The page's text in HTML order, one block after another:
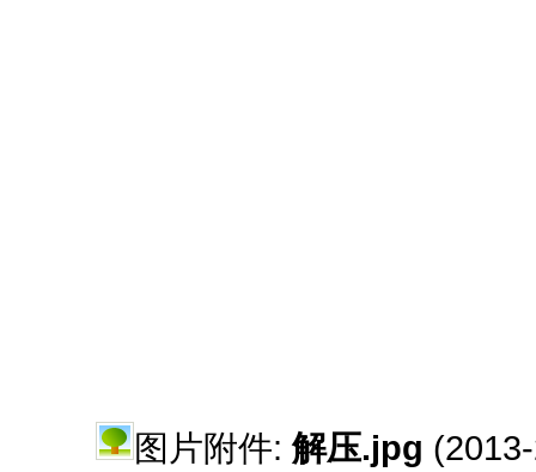
图片附件:解压.jpg